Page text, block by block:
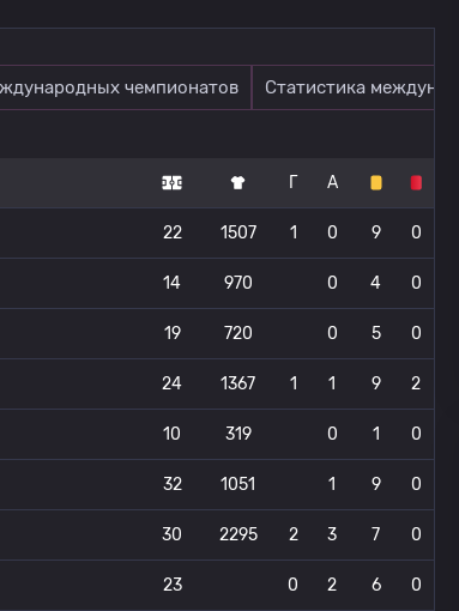
чемпионатов Статистика
Г А
22 1507 1 0 9 0
14 970 0 4 0
19 720 0 5 0
24 1367 1 1 9 2
10 319 0 1 0
32 1051 1 9 0
30 2295 2 3 7 0
23 0 2 6 0